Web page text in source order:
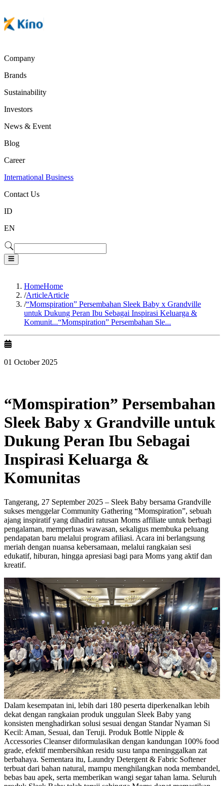
Company
Brands
Sustainability
Investors
News & Event
Blog
Career
International Business
Contact Us
ID
EN
HomeHome
/ArticleArticle
/“Momspiration” Persembahan Sleek Baby x Grandville
untuk Dukung Peran Ibu Sebagai Inspirasi Keluarga &
Komunit...“Momspiration” Persembahan Sle...
01 October 2025
“Momspiration” Persembahan
Sleek Baby x Grandville untuk
Dukung Peran Ibu Sebagai
Inspirasi Keluarga &
Komunitas
Tangerang, 27 September 2025 – Sleek Baby bersama Grandville
sukses menggelar Community Gathering “Momspiration”, sebuah
ajang inspiratif yang dihadiri ratusan Moms affiliate untuk berbagi
pengalaman, memperluas wawasan, sekaligus membuka peluang
pendapatan baru melalui program afiliasi. Acara ini berlangsung
meriah dengan nuansa kebersamaan, melalui rangkaian sesi
edukatif, hiburan, hingga apresiasi bagi para Moms yang aktif dan
kreatif.
Dalam kesempatan ini, lebih dari 180 peserta diperkenalkan lebih
dekat dengan rangkaian produk unggulan Sleek Baby yang
konsisten menghadirkan solusi sesuai dengan Standar Nyaman Si
Kecil: Aman, Sesuai, dan Teruji. Produk Bottle Nipple &
Accessories Cleanser diformulasikan dengan kandungan 100% food
grade, efektif membersihkan residu susu tanpa meninggalkan zat
berbahaya. Sementara itu, Laundry Detergent & Fabric Softener
terbuat dari bahan natural, mampu menghilangkan noda membandel,
bebas bau apek, serta memberikan wangi segar tahan lama. Seluruh